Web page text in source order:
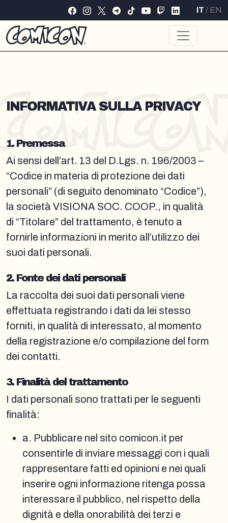
IT / EN
INFORMATIVA SULLA PRIVACY
1. Premessa
Ai sensi dell’art. 13 del D.Lgs. n. 196/2003 –
“Codice in materia di protezione dei dati
personali” (di seguito denominato “Codice”),
la società VISIONA SOC. COOP., in qualità
di “Titolare” del trattamento, è tenuto a
fornirle informazioni in merito all’utilizzo dei
suoi dati personali.
2. Fonte dei dati personali
La raccolta dei suoi dati personali viene
effettuata registrando i dati da lei stesso
forniti, in qualità di interessato, al momento
della registrazione e/o compilazione del form
dei contatti.
3. Finalità del trattamento
I dati personali sono trattati per le seguenti
finalità:
a. Pubblicare nel sito comicon.it per
consentirle di inviare messaggi con i quali
rappresentare fatti ed opinioni e nei quali
inserire ogni informazione ritenga possa
interessare il pubblico, nel rispetto della
dignità e della onorabilità dei terzi e